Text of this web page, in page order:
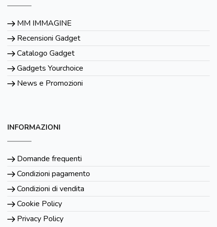
MM IMMAGINE
Recensioni Gadget
Catalogo Gadget
Gadgets Yourchoice
News e Promozioni
INFORMAZIONI
Domande frequenti
Condizioni pagamento
Condizioni di vendita
Cookie Policy
Privacy Policy